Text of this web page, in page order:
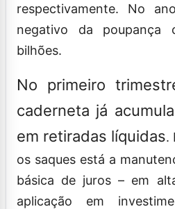
respectivamente. No
negativo da poupança
bilhões.
No primeiro
caderneta já
em retiradas líquidas.
os saques está a
básica de juros – em
aplicação em